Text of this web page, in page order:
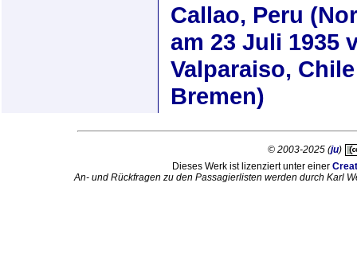
Callao, Peru
am 23 Juli 1935
Valparaiso,
Bremen)
© 2003-2025 (ju)
Dieses Werk ist lizenziert unter einer
An- und Rückfragen zu den Passagierlisten werden durch Karl